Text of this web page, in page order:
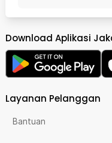
Download Aplikasi
Layanan Pelanggan
Bantuan